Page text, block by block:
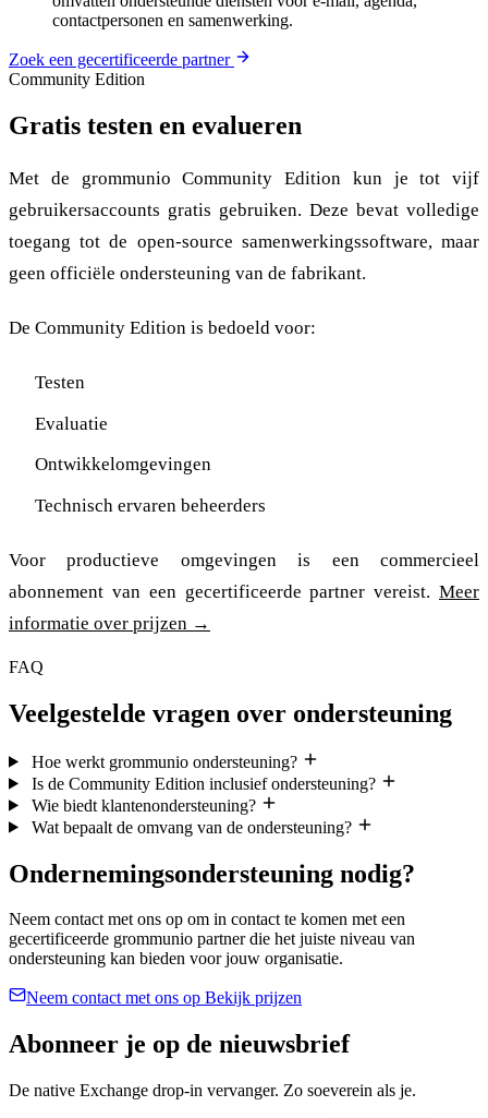
contactpersonen en samenwerking.
Zoek een gecertificeerde partner
Community Edition
Gratis testen en evalueren
Met de grommunio Community Edition kun je tot vijf
gebruikersaccounts gratis gebruiken. Deze bevat volledige
toegang tot de open-source samenwerkingssoftware, maar
geen officiële ondersteuning van de fabrikant.
De Community Edition is bedoeld voor:
Testen
Evaluatie
Ontwikkelomgevingen
Technisch ervaren beheerders
Voor productieve omgevingen is een commercieel
abonnement van een gecertificeerde partner vereist. Meer
informatie over prijzen →
FAQ
Veelgestelde vragen over ondersteuning
Hoe werkt grommunio ondersteuning?
Is de Community Edition inclusief ondersteuning?
Wie biedt klantenondersteuning?
Wat bepaalt de omvang van de ondersteuning?
Ondernemingsondersteuning nodig?
Neem contact met ons op om in contact te komen met een
gecertificeerde grommunio partner die het juiste niveau van
ondersteuning kan bieden voor jouw organisatie.
Neem contact met ons op Bekijk prijzen
Abonneer je op de nieuwsbrief
De native Exchange drop-in vervanger. Zo soeverein als je.